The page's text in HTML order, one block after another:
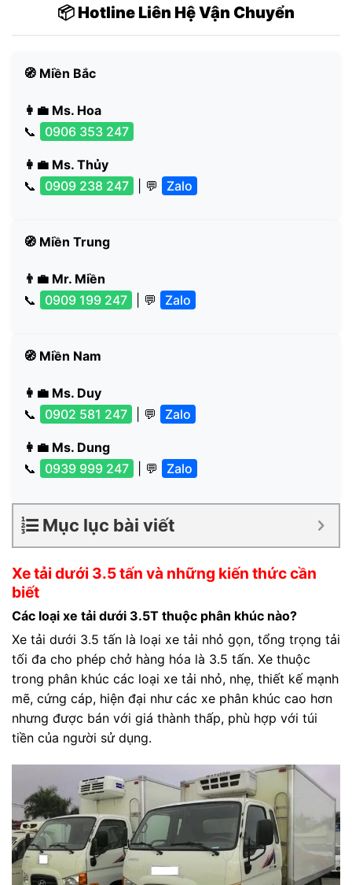
📦 Hotline Liên Hệ Vận Chuyển
🧭 Miền Bắc
👩‍💼 Ms. Hoa
📞
0906 353 247
👩‍💼 Ms. Thủy
📞
0909 238 247 | 💬 Zalo
🧭 Miền Trung
👨‍💼 Mr. Miền
📞
0909 199 247 | 💬 Zalo
🧭 Miền Nam
👩‍💼 Ms. Duy
📞
0902 581 247 | 💬 Zalo
👩‍💼 Ms. Dung
📞
0939 999 247 | 💬 Zalo
Mục lục bài viết
Xe tải dưới 3.5 tấn và những kiến thức cần
biết
Các loại xe tải dưới 3.5T thuộc phân khúc nào?
Xe tải dưới 3.5 tấn là loại xe tải nhỏ gọn, tổng trọng tải
tối đa cho phép chở hàng hóa là 3.5 tấn. Xe thuộc
trong phân khúc các loại xe tải nhỏ, nhẹ, thiết kế mạnh
mẽ, cứng cáp, hiện đại như các xe phân khúc cao hơn
nhưng được bán với giá thành thấp, phù hợp với túi
tiền của người sử dụng.